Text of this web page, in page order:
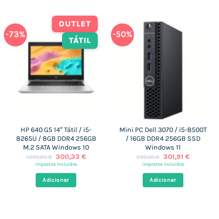
-73%
OUTLET
TÁTIL
HP 640 G5 14″ Tátil / i5-
8265U / 8GB DDR4 256GB
M.2 SATA Windows 10
1.099,00€ O
preço
era:
1.099,00 €.
300,33 €O
impostos incluídos
Adicionar
-50%
Mini PC Dell 3070 / i5-8500T
/ 16GB DDR4 256GB SSD
Windows 11
599,00€ O
preço
era:
599,00 €.
301,91 €O
impostos incluídos
Adicionar